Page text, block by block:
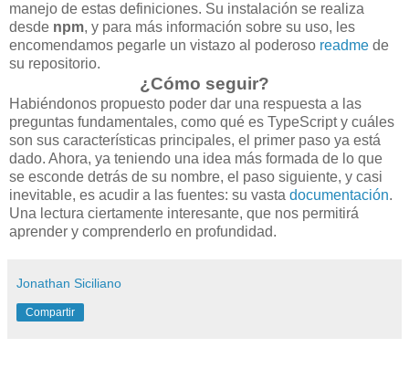
manejo de estas definiciones. Su instalación se realiza
desde npm, y para más información sobre su uso, les
encomendamos pegarle un vistazo al poderoso readme de
su repositorio.
¿Cómo seguir?
Habiéndonos propuesto poder dar una respuesta a las
preguntas fundamentales, como qué es TypeScript y cuáles
son sus características principales, el primer paso ya está
dado. Ahora, ya teniendo una idea más formada de lo que
se esconde detrás de su nombre, el paso siguiente, y casi
inevitable, es acudir a las fuentes: su vasta documentación.
Una lectura ciertamente interesante, que nos permitirá
aprender y comprenderlo en profundidad.
Jonathan Siciliano
Compartir